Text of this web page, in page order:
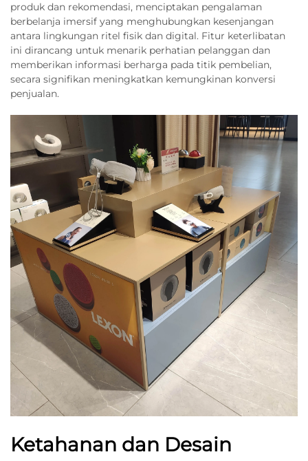
produk dan rekomendasi, menciptakan pengalaman
berbelanja imersif yang menghubungkan kesenjangan
antara lingkungan ritel fisik dan digital. Fitur keterlibatan
ini dirancang untuk menarik perhatian pelanggan dan
memberikan informasi berharga pada titik pembelian,
secara signifikan meningkatkan kemungkinan konversi
penjualan.
Ketahanan dan Desain